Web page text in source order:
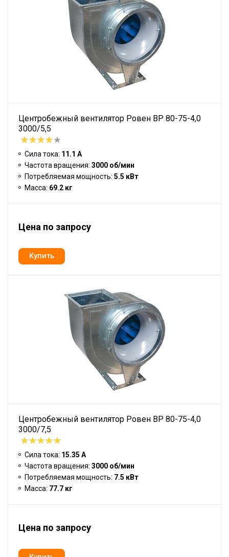
Центробежный вентилятор Ровен BP 80-75-4,0
3000/5,5
Сила тока: 11.1 А
Частота вращения: 3000 об/мин
Потребляемая мощность: 5.5 кВт
Масса: 69.2 кг
Цена по запросу
Центробежный вентилятор Ровен BP 80-75-4,0
3000/7,5
Сила тока: 15.35 А
Частота вращения: 3000 об/мин
Потребляемая мощность: 7.5 кВт
Масса: 77.7 кг
Цена по запросу